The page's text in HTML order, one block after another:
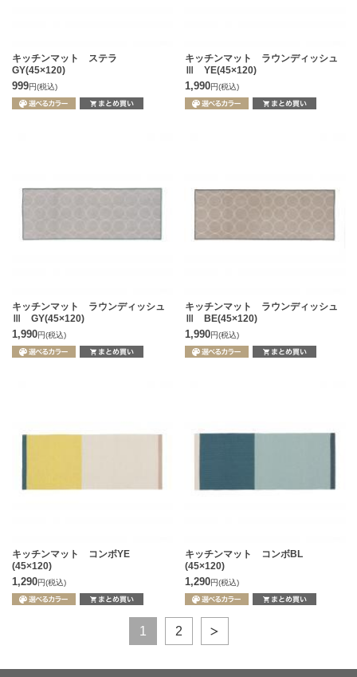
キッチンマット ステラ
GY(45×120)
999円(税込)
キッチンマット ラウンディッシュ
Ⅲ YE(45×120)
1,990円(税込)
キッチンマット ラウンディッシュ
Ⅲ GY(45×120)
1,990円(税込)
キッチンマット ラウンディッシュ
Ⅲ BE(45×120)
1,990円(税込)
キッチンマット コンボYE
(45×120)
1,290円(税込)
キッチンマット コンボBL
(45×120)
1,290円(税込)
1 2